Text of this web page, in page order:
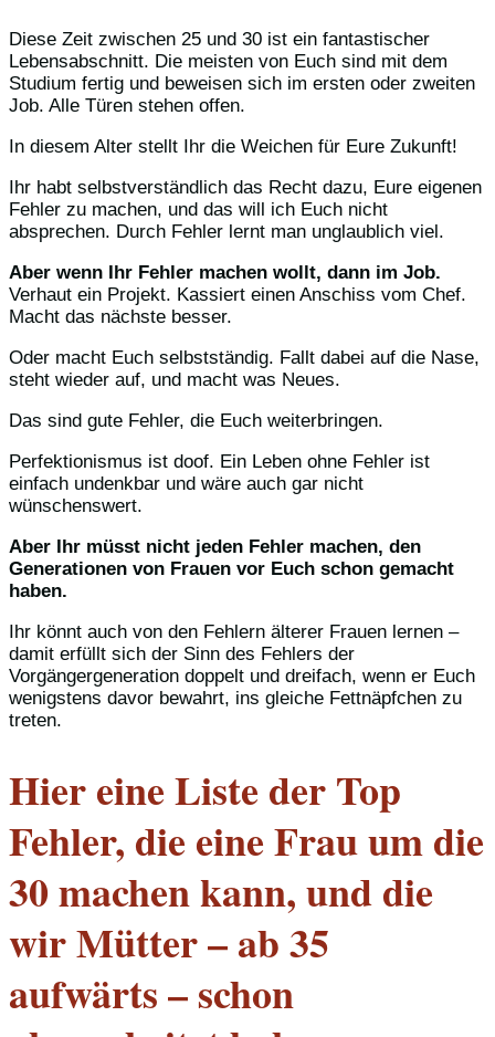
Diese Zeit zwischen 25 und 30 ist ein fantastischer
Lebensabschnitt. Die meisten von Euch sind mit dem
Studium fertig und beweisen sich im ersten oder zweiten
Job. Alle Türen stehen offen.
In diesem Alter stellt Ihr die Weichen für Eure Zukunft!
Ihr habt selbstverständlich das Recht dazu, Eure eigenen
Fehler zu machen, und das will ich Euch nicht
absprechen. Durch Fehler lernt man unglaublich viel.
Aber wenn Ihr Fehler machen wollt, dann im Job.
Verhaut ein Projekt. Kassiert einen Anschiss vom Chef.
Macht das nächste besser.
Oder macht Euch selbstständig. Fallt dabei auf die Nase,
steht wieder auf, und macht was Neues.
Das sind gute Fehler, die Euch weiterbringen.
Perfektionismus ist doof. Ein Leben ohne Fehler ist
einfach undenkbar und wäre auch gar nicht
wünschenswert.
Aber Ihr müsst nicht jeden Fehler machen, den
Generationen von Frauen vor Euch schon gemacht
haben.
Ihr könnt auch von den Fehlern älterer Frauen lernen –
damit erfüllt sich der Sinn des Fehlers der
Vorgängergeneration doppelt und dreifach, wenn er Euch
wenigstens davor bewahrt, ins gleiche Fettnäpfchen zu
treten.
Hier eine Liste der Top
Fehler, die eine Frau um die
30 machen kann, und die
wir Mütter – ab 35
aufwärts – schon